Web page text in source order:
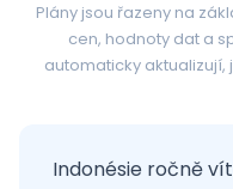
Plány jsou řazeny na
cen, hodnoty dat a
automaticky
Indonésie ročně